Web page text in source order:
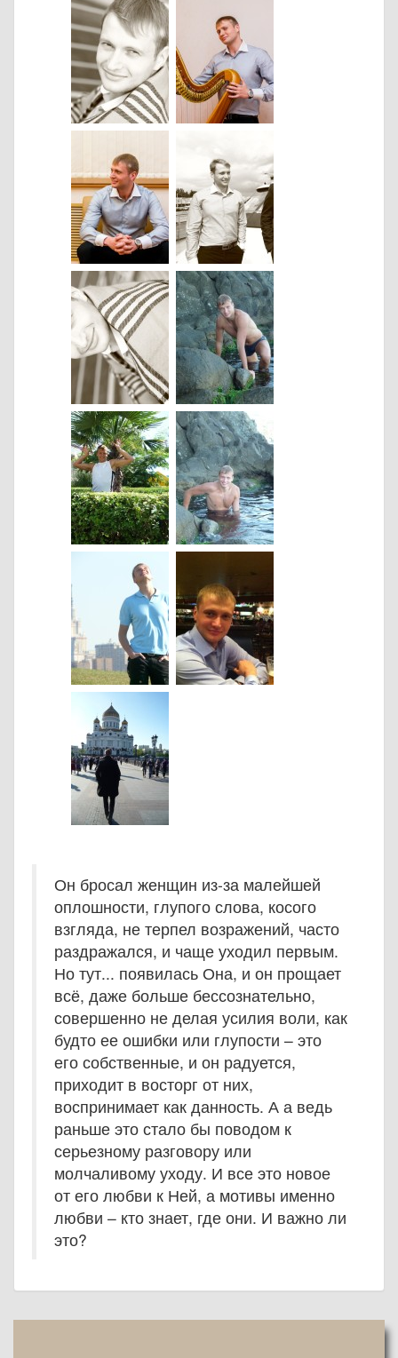
Он бросал женщин из-за малейшей
оплошности, глупого слова, косого
взгляда, не терпел возражений, часто
раздражался, и чаще уходил первым.
Но тут... появилась Она, и он прощает
всё, даже больше бессознательно,
совершенно не делая усилия воли, как
будто ее ошибки или глупости – это
его собственные, и он радуется,
приходит в восторг от них,
воспринимает как данность. А а ведь
раньше это стало бы поводом к
серьезному разговору или
молчаливому уходу. И все это новое
от его любви к Ней, а мотивы именно
любви – кто знает, где они. И важно ли
это?